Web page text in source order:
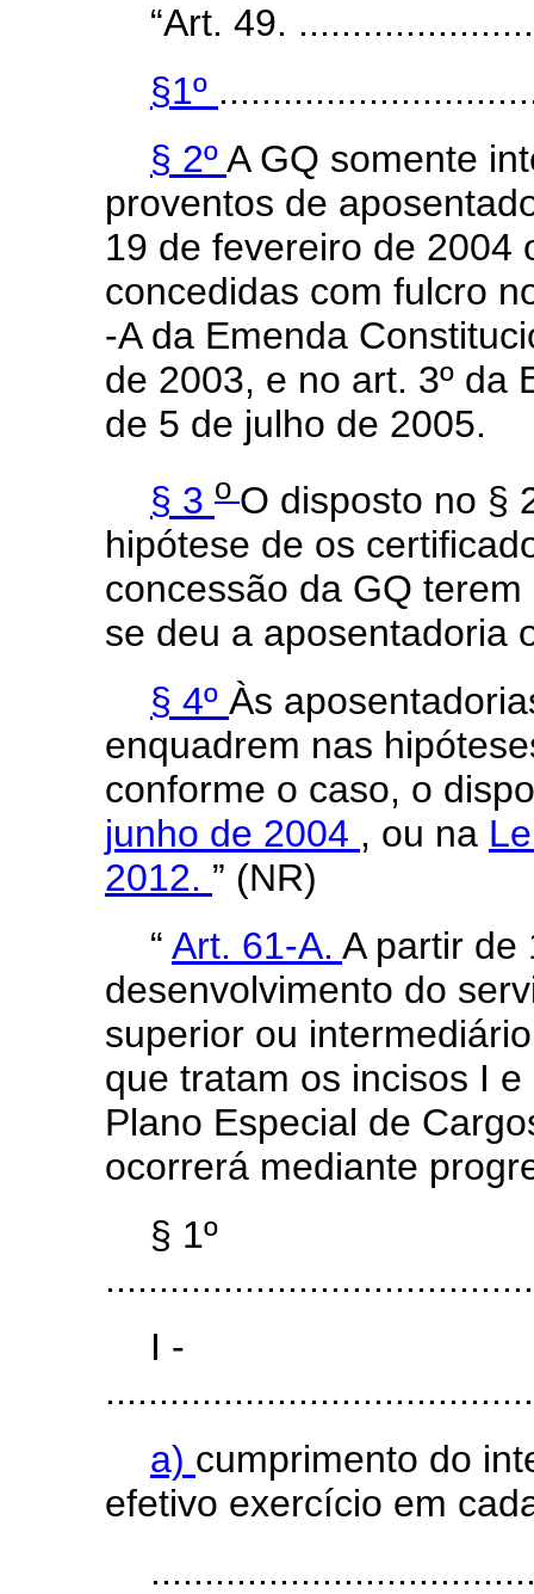
“Art. 49.
§1º
§ 2ºA GQ somente
proventos de
19 de fevereiro de 2004
concedidas com fulcro
-A da Emenda
de 2003, e no art. 3º da
de 5 de julho de 2005.
§ 3 o O disposto no §
hipótese de os
concessão da GQ
se deu a aposentadoria
§ 4º Às
enquadrem nas
conforme o caso, o
junho de 2004 , ou na
2012. ” (NR)
“ Art. 61-A. A partir de
desenvolvimento do
superior ou
que tratam os incisos I
Plano Especial de
ocorrerá mediante
§ 1º
I -
a) cumprimento do
efetivo exercício em